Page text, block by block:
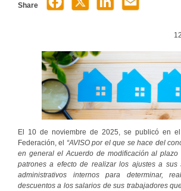
Share
El 10 de noviembre de 2025, se publicó en
Federación, el “AVISO por el que se hace del
en general el Acuerdo de modificación al
patrones a efecto de realizar los ajustes a sus
administrativos internos para determinar,
descuentos a los salarios de sus trabajadores